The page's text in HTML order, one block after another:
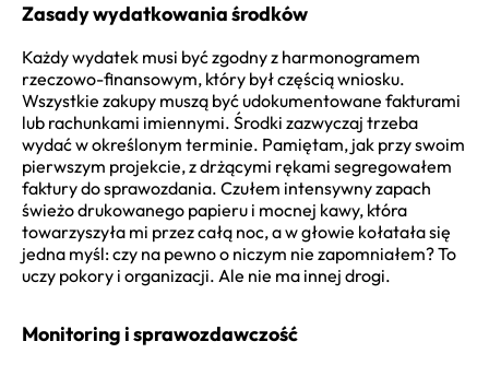
Zasady wydatkowania środków
Każdy wydatek musi być zgodny z harmonogramem
rzeczowo-finansowym, który był częścią wniosku.
Wszystkie zakupy muszą być udokumentowane fakturami
lub rachunkami imiennymi. Środki zazwyczaj trzeba
wydać w określonym terminie. Pamiętam, jak przy swoim
pierwszym projekcie, z drżącymi rękami segregowałem
faktury do sprawozdania. Czułem intensywny zapach
świeżo drukowanego papieru i mocnej kawy, która
towarzyszyła mi przez całą noc, a w głowie kołatała się
jedna myśl: czy na pewno o niczym nie zapomniałem? To
uczy pokory i organizacji. Ale nie ma innej drogi.
Monitoring i sprawozdawczość